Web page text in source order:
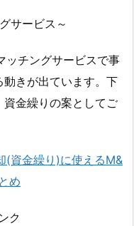
サービス～
ッチングサービスで事
きが出ています。下
金繰りの案としてご
(資金繰り)に使えるM&
め
ク